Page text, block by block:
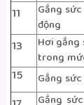
11
Gắng
động
13
Hơi
trong
15 Gắng
Gắng